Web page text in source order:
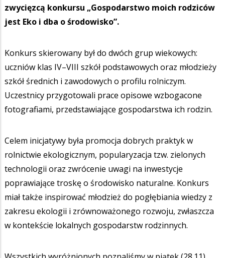
zwycięzcą konkursu „Gospodarstwo moich rodziców
jest Eko i dba o środowisko”.
Konkurs skierowany był do dwóch grup wiekowych:
uczniów klas IV–VIII szkół podstawowych oraz młodzieży
szkół średnich i zawodowych o profilu rolniczym.
Uczestnicy przygotowali prace opisowe wzbogacone
fotografiami, przedstawiające gospodarstwa ich rodzin.
Celem inicjatywy była promocja dobrych praktyk w
rolnictwie ekologicznym, popularyzacja tzw. zielonych
technologii oraz zwrócenie uwagi na inwestycje
poprawiające troskę o środowisko naturalne. Konkurs
miał także inspirować młodzież do pogłębiania wiedzy z
zakresu ekologii i zrównoważonego rozwoju, zwłaszcza
w kontekście lokalnych gospodarstw rodzinnych.